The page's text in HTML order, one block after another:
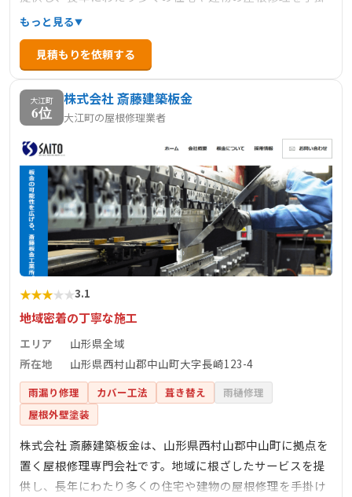
けてきました。経験豊富な職人が在籍し、丁寧な施工と迅
速な対応で信頼を築いています。屋根の葺き替えや補修、
雨漏り対策など、幅広いニーズに対応可能です。無料診断
を実施しており、現地調査から見積もりまで丁寧に対応し
ます。山形県全域を対象に、安心・安全な屋根修理サービ
スを提供しています。
もっと見る
見積もりを依頼する
大江町
6位
株式会社 斎藤建築板金
大江町の屋根修理業者
★★★★★3.1
地域密着の丁寧な施工
エリア
山形県全域
所在地
山形県西村山郡中山町大字長崎123-4
雨漏り修理 カバー工法 葺き替え
雨樋修理
屋根外壁塗装
株式会社 斎藤建築板金は、山形県西村山郡中山町に拠点を
置く屋根修理専門会社です。地域に根ざしたサービスを提
供し、長年にわたり多くの住宅や建物の屋根修理を手掛け